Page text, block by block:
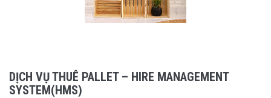
DỊCH VỤ THUÊ PALLET – HIRE MANAGEMENT
SYSTEM(HMS)